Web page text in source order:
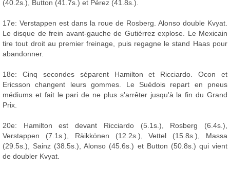
(40.2s.), Button (41.7s.) et Pérez (41.8s.).
17e: Verstappen est dans la roue de Rosberg. Alonso double Kvyat.
Le disque de frein avant-gauche de Gutiérrez explose. Le Mexicain
tire tout droit au premier freinage, puis regagne le stand Haas pour
abandonner.
18e: Cinq secondes séparent Hamilton et Ricciardo. Ocon et
Ericsson changent leurs gommes. Le Suédois repart en pneus
médiums et fait le pari de ne plus s'arrêter jusqu'à la fin du Grand
Prix.
20e: Hamilton est devant Ricciardo (5.1s.), Rosberg (6.4s.),
Verstappen (7.1s.), Räikkönen (12.2s.), Vettel (15.8s.), Massa
(29.5s.), Sainz (38.5s.), Alonso (45.6s.) et Button (50.8s.) qui vient
de doubler Kvyat.